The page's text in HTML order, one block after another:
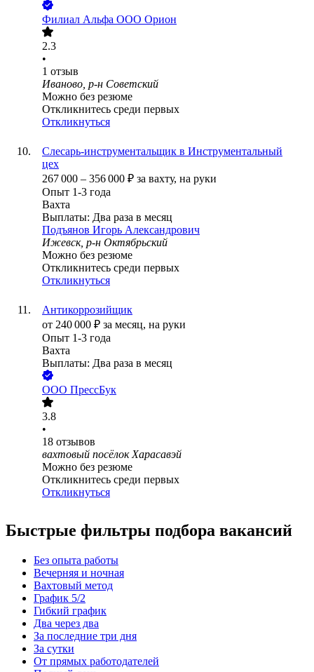
Филиал Альфа ООО Орион
2.3
•
1 отзыв
Иваново, р-н Советский
Можно без резюме
Откликнитесь среди первых
Откликнуться
Слесарь-инструментальщик в Инструментальный
цех
267 000 – 356 000 ₽ за вахту, на руки
Опыт 1-3 года
Вахта
Выплаты: Два раза в месяц
Подъянов Игорь Александрович
Ижевск, р-н Октябрьский
Можно без резюме
Откликнитесь среди первых
Откликнуться
Антикоррозийщик
от 240 000 ₽ за месяц, на руки
Опыт 1-3 года
Вахта
Выплаты: Два раза в месяц
ООО ПрессБук
3.8
•
18 отзывов
вахтовый посёлок Харасавэй
Можно без резюме
Откликнитесь среди первых
Откликнуться
Быстрые фильтры подбора вакансий
Без опыта работы
Вечерняя и ночная
Вахтовый метод
График 5/2
Гибкий график
Два через два
За последние три дня
За сутки
От прямых работодателей